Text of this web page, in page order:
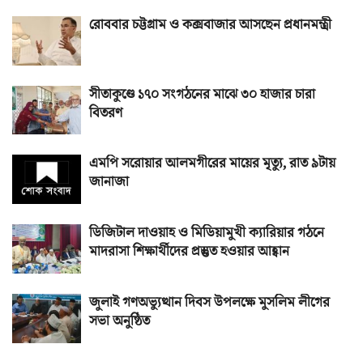
রোববার চট্টগ্রাম ও কক্সবাজার আসছেন প্রধানমন্ত্রী
সীতাকুণ্ডে ১৭০ সংগঠনের মাঝে ৩০ হাজার চারা
বিতরণ
এমপি সরোয়ার আলমগীরের মায়ের মৃত্যু, রাত ৯টায়
জানাজা
ডিজিটাল দাওয়াহ ও মিডিয়ামুখী ক্যারিয়ার গঠনে
মাদরাসা শিক্ষার্থীদের প্রস্তুত হওয়ার আহ্বান
জুলাই গণঅভ্যুত্থান দিবস উপলক্ষে মুসলিম লীগের
সভা অনুষ্ঠিত